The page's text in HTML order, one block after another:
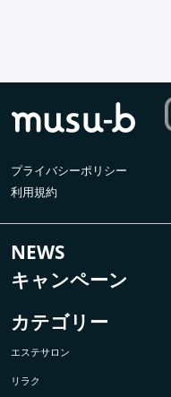
プライバシーポリシー
利用規約
NEWS
キャンペーン
カテゴリー
エステサロン
リラク